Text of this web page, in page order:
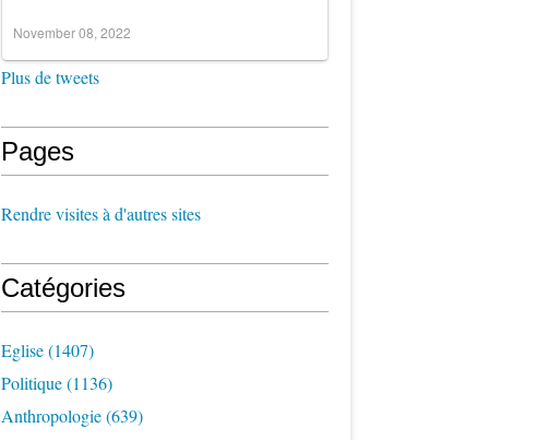
November 08, 2022
Plus de tweets
Pages
Rendre visites à d'autres sites
Catégories
Eglise(1407)
Politique(1136)
Anthropologie(639)